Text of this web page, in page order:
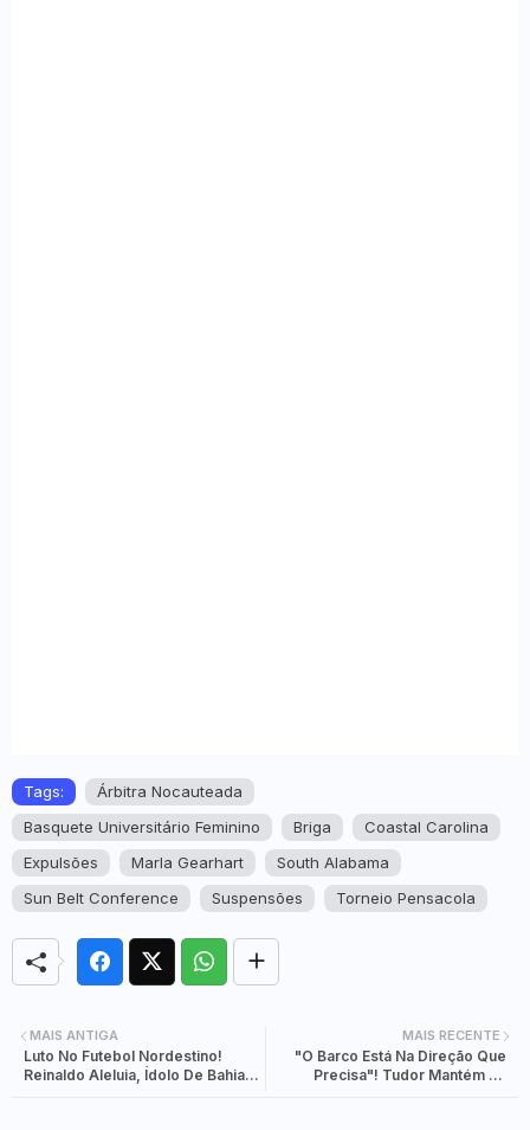
Tags:
Árbitra Nocauteada
Basquete Universitário Feminino
Briga
Coastal Carolina
Expulsões
Marla Gearhart
South Alabama
Sun Belt Conference
Suspensões Torneio Pensacola
MAIS RECENTE
"O Barco Está Na Direção Que
Precisa"! Tudor Mantém Fé
MAIS ANTIGA
Luto No Futebol Nordestino!
Reinaldo Aleluia, Ídolo De Bahia E